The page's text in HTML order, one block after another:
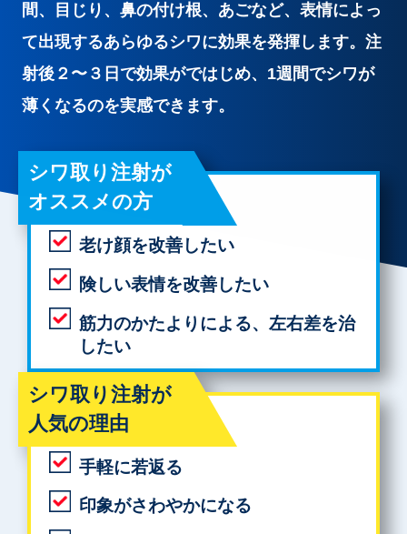
間、目じり、鼻の付け根、あごなど、表情によっ
て出現するあらゆるシワに効果を発揮します。注
射後２〜３日で効果がではじめ、1週間でシワが
薄くなるのを実感できます。
シワ取り注射が
オススメの方
老け顔を改善したい
険しい表情を改善したい
筋力のかたよりによる、左右差を治
したい
シワ取り注射が
人気の理由
手軽に若返る
印象がさわやかになる